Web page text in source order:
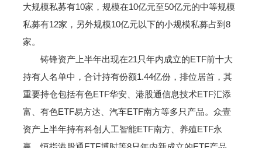
大规模私募有10家，规模在10亿元至50亿元的中等规模
私募有12家，另外规模10亿元以下的小规模私募占到8
家。
铸锋资产上半年出现在21只年内成立的ETF前十大
持有人名单中，合计持有份额1.44亿份，排位居首，其
重要持仓包括有色ETF华安、港股通信息技术ETF汇添
富、有色ETF易方达、汽车ETF南方等多只产品。众壹
资产上半年持有科创人工智能ETF南方、养殖ETF永